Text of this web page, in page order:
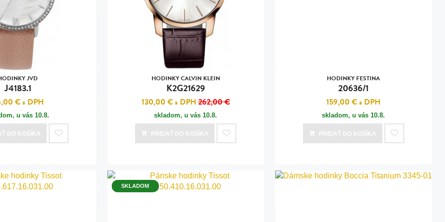
oceľ, silikón,
perla
oceľ, silikón,
oceľ
oceľ
oceľ
JVD
J4183.1
€s DPH
u vás 10.8.
DO KOŠÍKA
HODINKY CALVIN KLEIN
K2G21629
130,00 €s DPH 262,00 €
skladom, u vás 10.8.
PRIDAŤDO KOŠÍKA
HODINKY FESTINA
20636/1
159,00 €s DPH
skladom, u vás 10.8.
PRIDAŤDO KOŠÍKA
SKLADOM